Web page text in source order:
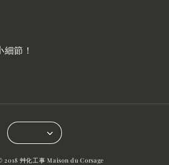
節！
艸化工事 Maison du Corsage